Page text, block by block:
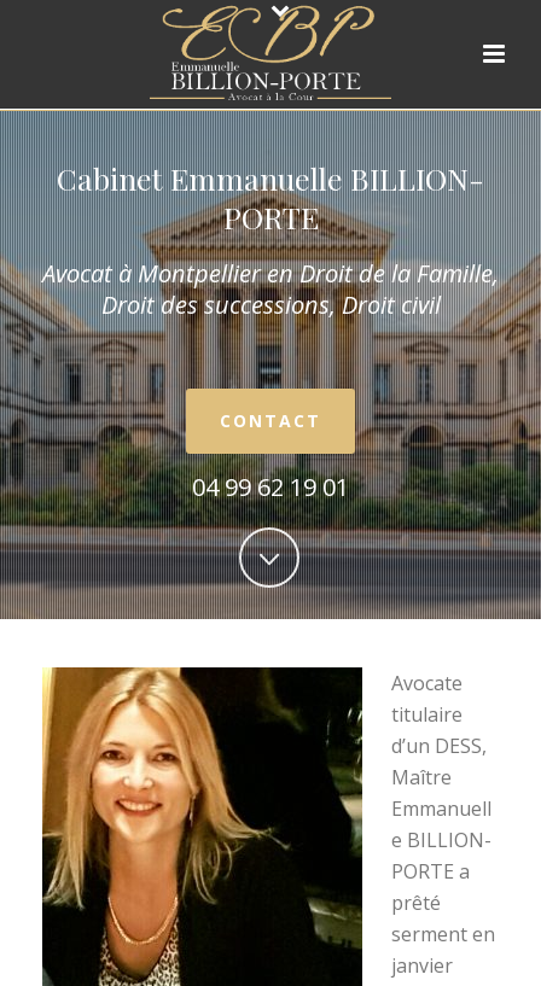
Cabinet Emmanuelle BILLION-
PORTE
Avocat à Montpellier en Droit de la Famille,
Droit des successions, Droit civil
CONTACT
04 99 62 19 01
Avocate
titulaire
d’un DESS,
Maître
Emmanuell
e BILLION-
PORTE a
prêté
serment en
janvier